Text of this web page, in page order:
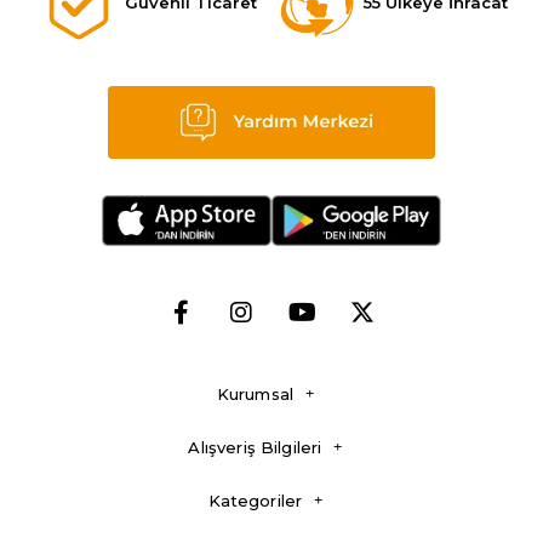
modelleri sunmaktayız. Bu botlar, çetin şartlarda dahi ayak
sağlığınızı koruyacak kalite ve dayanıklılıkta üretilmektedir.
gereksinimleri doğrultusunda da üretilmektedir. Su geçirmeyen,
esnek ve darbelere karşı ekstra koruma sağlayan iç yapı gibi pek
çok detayla sizlere maksimum konfor ve güvenlik sağlamaktadır.
Dayanıklı botlarımızın ve ayakkabılarımızın üretiminde, en yüksek
kalitede malzemeleri kullanıyoruz. Yüksek teknoloji ile birleşen
uygun ürünler sunuyoruz. Ürünlerimizin hava koşullarına karşı
dayanıklı yapıları; ıslak, kaygan veya engebeli zeminlerde dahi sizi
yarı yolda bırakmaz. Eğer siz de işinizde ya da günlük yaşantınızda
Erkekler için tasarlanan bot ve ayakkabılar genellikle dayanıklılık,
konfor ve fonksiyonellik açısından birçok özelliği barındırmaktadır.
Erkek ayakkabılarımız, genellikle daha geniş ve anatomik bir yapıya
terleme yapmayan iç yüzeyleri ile hem her türlü zemine uygun hem
, metal ya da sert madde içermeyen burun yapısıyla
maksimum koruma sağlamaktadır. İşte bu işlevsel modellerin bazı
Kurumsal
Alışveriş Bilgileri
Kategoriler